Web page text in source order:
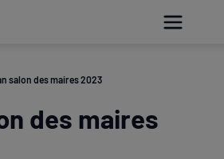
salon des maires 2023
des maires